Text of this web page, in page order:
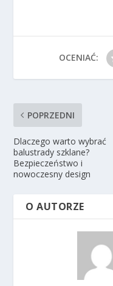
OCENIAĆ:
POPRZEDNI
Dlaczego warto wybrać
balustrady szklane?
Bezpieczeństwo i
nowoczesny design
O AUTORZE